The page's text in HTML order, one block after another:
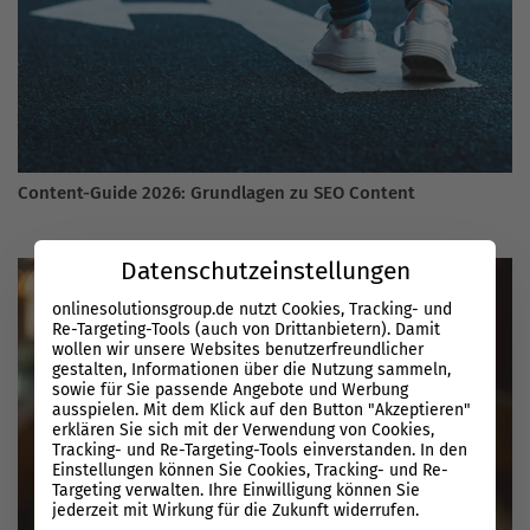
Content-Guide 2026: Grundlagen zu SEO Content
Datenschutzeinstellungen
onlinesolutionsgroup.de nutzt Cookies, Tracking- und
Re-Targeting-Tools (auch von Drittanbietern). Damit
wollen wir unsere Websites benutzerfreundlicher
gestalten, Informationen über die Nutzung sammeln,
sowie für Sie passende Angebote und Werbung
ausspielen. Mit dem Klick auf den Button "Akzeptieren"
erklären Sie sich mit der Verwendung von Cookies,
Tracking- und Re-Targeting-Tools einverstanden. In den
Einstellungen können Sie Cookies, Tracking- und Re-
Targeting verwalten. Ihre Einwilligung können Sie
jederzeit mit Wirkung für die Zukunft widerrufen.